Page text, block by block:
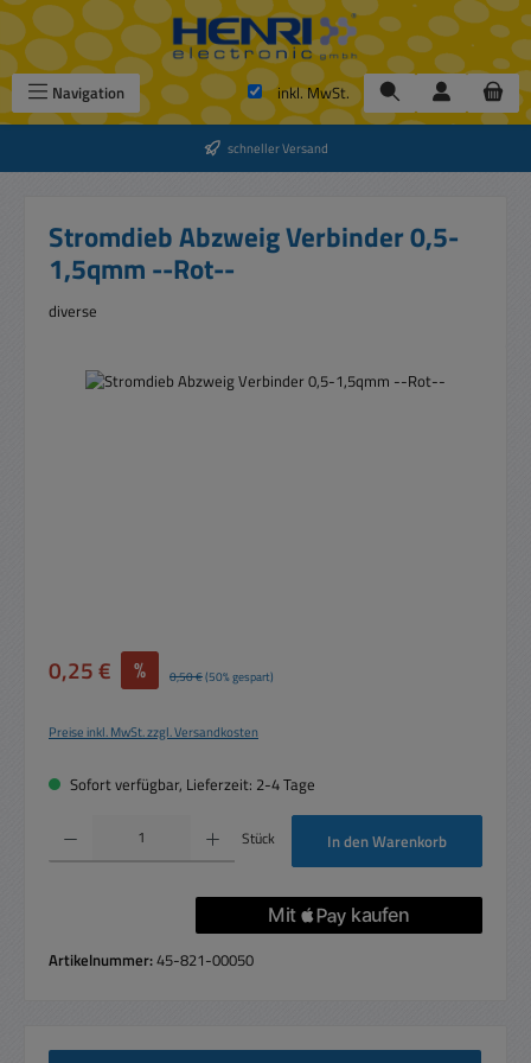
Zum Hauptinhalt springen
Navigation inkl. MwSt.
schneller Versand
Stromdieb Abzweig Verbinder 0,5-
1,5qmm --Rot--
diverse
Bildergalerie überspringen
Verkaufspreis:
0,25 € % Regulärer Preis:
0,50 €(50% gespart)
Preise inkl. MwSt. zzgl. Versandkosten
Sofort verfügbar, Lieferzeit: 2-4 Tage
Produkt Anzahl: Gib den gewünschten Wert ein oder benutze die Schaltflächen um
Stück In den Warenkorb
Artikelnummer:45-821-00050